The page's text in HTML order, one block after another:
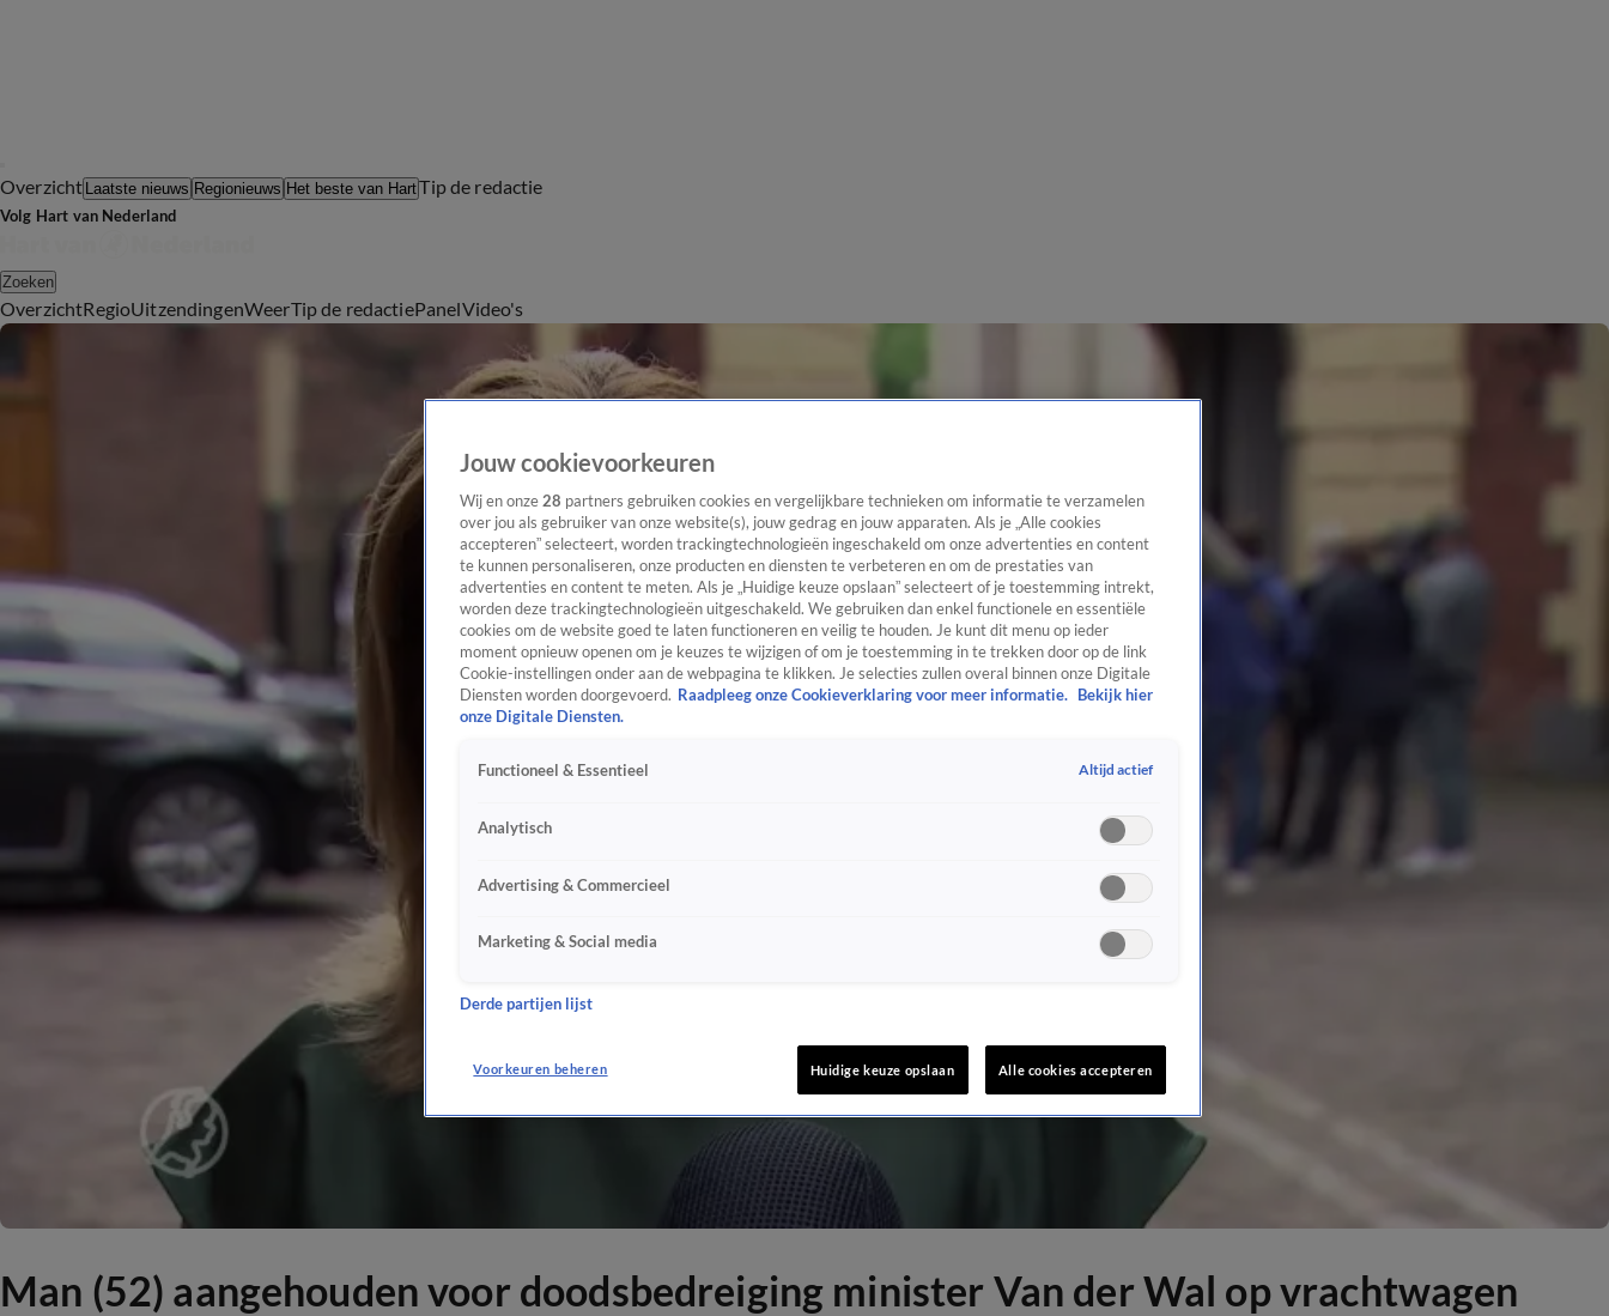
Overzicht Laatste nieuws Regionieuws Het beste van HartTip de redactie
Volg Hart van Nederland
Zoeken
OverzichtRegioUitzendingenWeerTip de redactiePanelVideo's
Man (52) aangehouden voor doodsbedreiging minister Van der Wal op vrachtwagen
Jouw cookievoorkeuren
Wij en onze 28 partners gebruiken cookies en vergelijkbare technieken om informatie te verzamelen
over jou als gebruiker van onze website(s), jouw gedrag en jouw apparaten. Als je „Alle cookies
accepteren” selecteert, worden trackingtechnologieën ingeschakeld om onze advertenties en content
te kunnen personaliseren, onze producten en diensten te verbeteren en om de prestaties van
advertenties en content te meten. Als je „Huidige keuze opslaan” selecteert of je toestemming intrekt,
worden deze trackingtechnologieën uitgeschakeld. We gebruiken dan enkel functionele en essentiële
cookies om de website goed te laten functioneren en veilig te houden. Je kunt dit menu op ieder
moment opnieuw openen om je keuzes te wijzigen of om je toestemming in te trekken door op de link
Cookie-instellingen onder aan de webpagina te klikken. Je selecties zullen overal binnen onze Digitale
Diensten worden doorgevoerd. Raadpleeg onze Cookieverklaring voor meer informatie.
Bekijk hier
onze Digitale Diensten.
Functioneel & Essentieel Altijd actief
Analytisch
Advertising & Commercieel
Marketing & Social media
Derde partijen lijst
Voorkeuren beheren Huidige keuze opslaan Alle cookies accepteren